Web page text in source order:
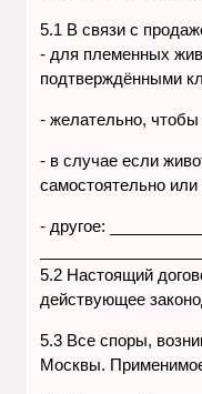
5.1 В связи с
- для племенных
подтверждёнными
- желательно,
- в случае если
самостоятельно
- другое:
5.2 Настоящий
действующее
5.3 Все споры,
Москвы.